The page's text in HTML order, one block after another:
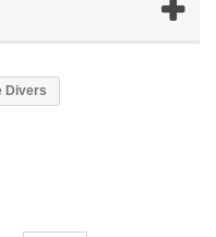
Divers